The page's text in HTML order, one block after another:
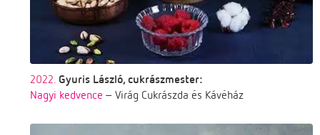
2022. Gyuris László, cukrászmester:
Nagyi kedvence – Virág Cukrászda és Kávéház